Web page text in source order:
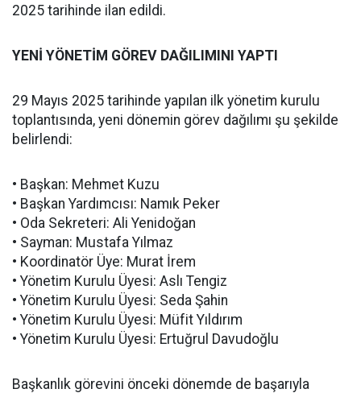
2025 tarihinde ilan edildi.
YENİ YÖNETİM GÖREV DAĞILIMINI YAPTI
29 Mayıs 2025 tarihinde yapılan ilk yönetim kurulu
toplantısında, yeni dönemin görev dağılımı şu şekilde
belirlendi:
• Başkan: Mehmet Kuzu
• Başkan Yardımcısı: Namık Peker
• Oda Sekreteri: Ali Yenidoğan
• Sayman: Mustafa Yılmaz
• Koordinatör Üye: Murat İrem
• Yönetim Kurulu Üyesi: Aslı Tengiz
• Yönetim Kurulu Üyesi: Seda Şahin
• Yönetim Kurulu Üyesi: Müfit Yıldırım
• Yönetim Kurulu Üyesi: Ertuğrul Davudoğlu
Başkanlık görevini önceki dönemde de başarıyla